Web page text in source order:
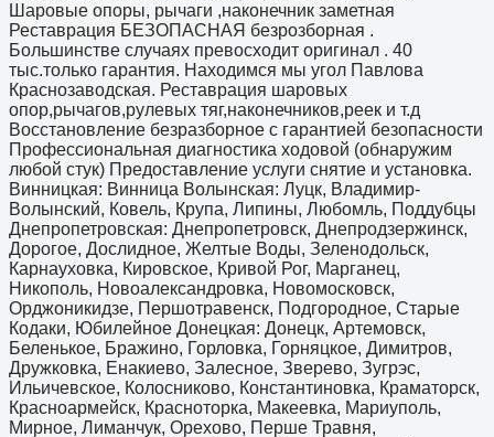
Шаровые опоры, рычаги ,наконечник заметная
Реставрация БЕЗОПАСНАЯ безрозборная .
Большинстве случаях превосходит оригинал . 40
тыс.только гарантия. Находимся мы угол Павлова
Краснозаводская. Реставрация шаровых
опор,рычагов,рулевых тяг,наконечников,реек и т.д
Восстановление безразборное с гарантией безопасности
Профессиональная диагностика ходовой (обнаружим
любой стук) Предоставление услуги снятие и установка.
Винницкая: Винница Волынская: Луцк, Владимир-
Волынский, Ковель, Крупа, Липины, Любомль, Поддубцы
Днепропетровская: Днепропетровск, Днепродзержинск,
Дорогое, Дослидное, Желтые Воды, Зеленодольск,
Карнауховка, Кировское, Кривой Рог, Марганец,
Никополь, Новоалександровка, Новомосковск,
Орджоникидзе, Першотравенск, Подгородное, Старые
Кодаки, Юбилейное Донецкая: Донецк, Артемовск,
Беленькое, Бражино, Горловка, Горняцкое, Димитров,
Дружковка, Енакиево, Залесное, Зверево, Зугрэс,
Ильичевское, Колосниково, Константиновка, Краматорск,
Красноармейск, Красноторка, Макеевка, Мариуполь,
Мирное, Лиманчук, Орехово, Перше Травня,